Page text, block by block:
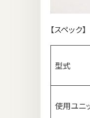
【スペック】
型式
使用ユニ